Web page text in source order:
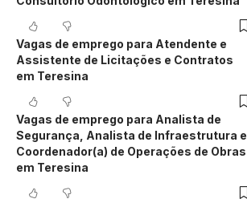
Vagas de emprego para Atendente e
Assistente de Licitações e Contratos
em Teresina
Vagas de emprego para Analista de
Segurança, Analista de Infraestrutura e
Coordenador(a) de Operações de Obras
em Teresina